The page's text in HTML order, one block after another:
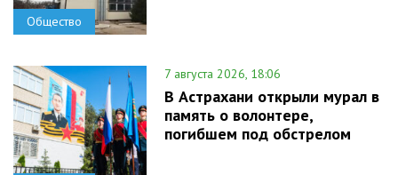
Общество
7 августа 2026, 18:06
В Астрахани открыли мурал в
память о волонтере,
погибшем под обстрелом